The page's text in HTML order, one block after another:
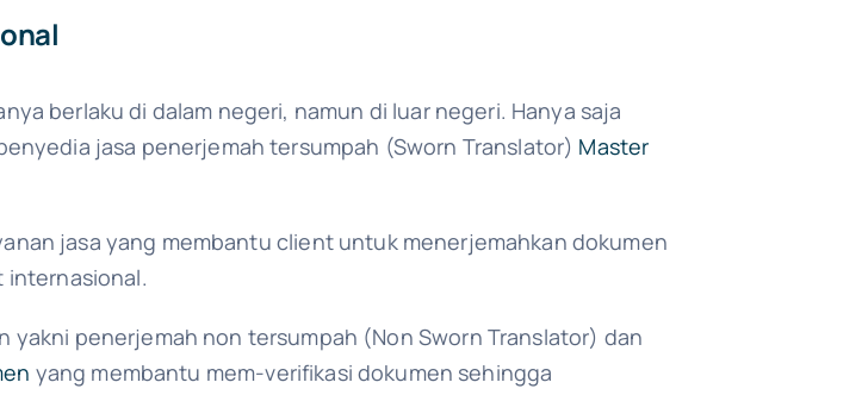
berlaku di dalam negeri, namun di luar negeri. Hanya saja
jasa penerjemah tersumpah (Sworn Translator) Master
jasa yang membantu client untuk menerjemahkan dokumen
internasional.
yakni penerjemah non tersumpah (Non Sworn Translator) dan
yang membantu mem-verifikasi dokumen sehingga